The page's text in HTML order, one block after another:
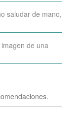
saludar de mano,
de una